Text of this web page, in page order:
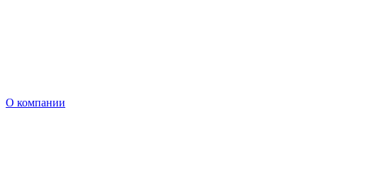
О компании